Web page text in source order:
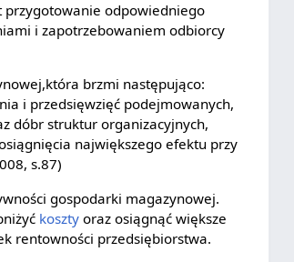
przygotowanie odpowiedniego
i zapotrzebowaniem odbiorcy
brzmi następująco:
i przedsięwzięć podejmowanych,
dóbr struktur organizacyjnych,
największego efektu przy
s.87)
gospodarki magazynowej.
koszty oraz osiągnąć większe
rentowności przedsiębiorstwa.